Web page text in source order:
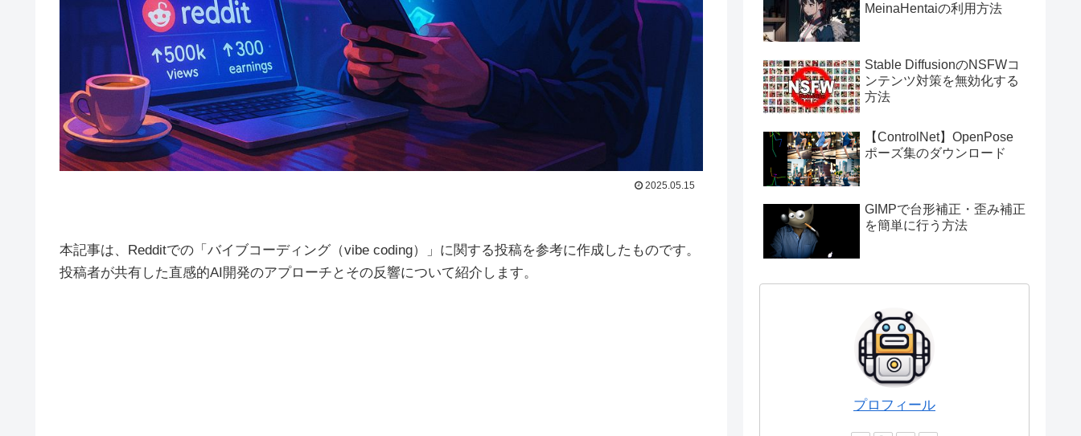
2025.05.15
本記事は、Redditでの「バイブコーディング（vibe coding）」に関する投稿を参考に作成したものです。
投稿者が共有した直感的AI開発のアプローチとその反響について紹介します。
MeinaHentaiの利用方法
Stable DiffusionのNSFWコ
ンテンツ対策を無効化する
方法
【ControlNet】OpenPose
ポーズ集のダウンロード
GIMPで台形補正・歪み補正
を簡単に行う方法
プロフィール